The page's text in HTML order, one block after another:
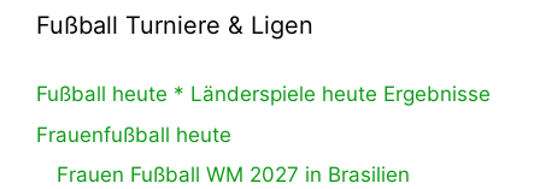
Fußball Turniere & Ligen
Fußball heute * Länderspiele heute Ergebnisse
Frauenfußball heute
Frauen Fußball WM 2027 in Brasilien